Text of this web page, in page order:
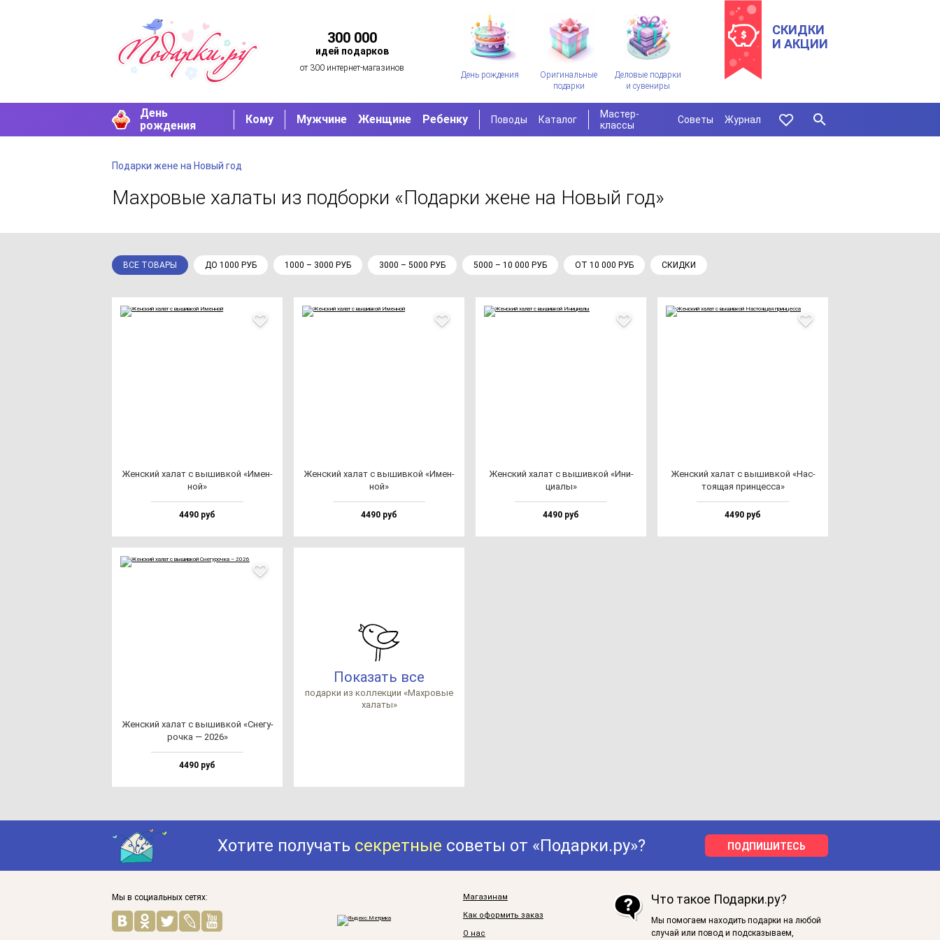
300 000
идей подарков
от 300 интернет-магазинов
День рождения
Оригинальные
подарки
Деловые подарки
и сувениры
СКИДКИ
И АКЦИИ
День
рождения
Кому Мужчине Женщине Ребенку Поводы Каталог
Мастер-
классы
Советы Журнал
Подарки жене на Новый год
Махровые халаты из подборки «Подарки жене на Новый год»
ВСЕ ТОВАРЫ ДО 1000 РУБ 1000 – 3000 РУБ 3000 – 5000 РУБ 5000 – 10 000 РУБ ОТ 10 000 РУБ СКИДКИ
Жен­ский ха­лат с вы­шив­кой «Имен­
ной»
4490 руб
Жен­ский ха­лат с вы­шив­кой «Имен­
ной»
4490 руб
Жен­ский ха­лат с вы­шив­кой «Ини­
ци­алы»
4490 руб
Жен­ский ха­лат с вы­шив­кой «Нас­
то­ящая прин­цес­са»
4490 руб
Жен­ский ха­лат с вы­шив­кой «Сне­гу­
роч­ка — 2026»
4490 руб
Показать все
по­дар­ки из кол­лек­ции «Мах­ро­вые
ха­ла­ты»
Хотите получать секретные советы от «Подарки.ру»? ПОДПИШИТЕСЬ
Мы в социальных сетях:
Магазинам
Как оформить заказ
О нас
Что такое Подарки.ру?
Мы помогаем находить подарки на любой
случай или повод и подсказываем,